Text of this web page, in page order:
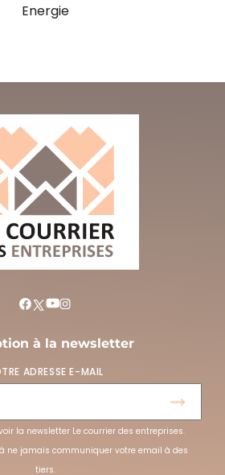
Energie
à la newsletter
ADRESSE E-MAIL
la newsletter Le courrier des entreprises.
ne jamais communiquer votre email à des
tiers.